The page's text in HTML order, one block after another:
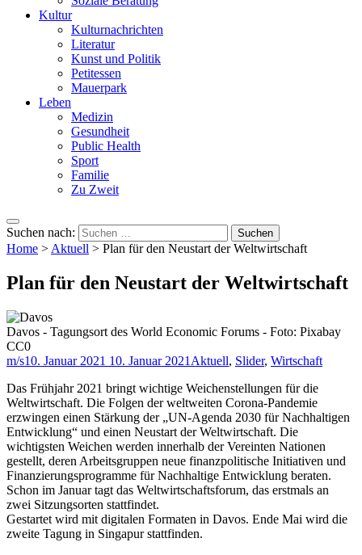
Kultur
Kulturnachrichten
Literatur
Kunst und Politik
Petitessen
Mauerpark
Leben
Medizin
Gesundheit
Public Health
Sport
Familie
Zu Zweit
Suchen nach:
Home >Aktuell > Plan für den Neustart der Weltwirtschaft
Plan für den Neustart der Weltwirtschaft
Davos - Tagungsort des World Economic Forums - Foto: Pixabay
CC0
m/s10. Januar 2021 10. Januar 2021 Aktuell, Slider, Wirtschaft
Das Frühjahr 2021 bringt wichtige Weichenstellungen für die
Weltwirtschaft. Die Folgen der weltweiten Corona-Pandemie
erzwingen einen Stärkung der „UN-Agenda 2030 für Nachhaltigen
Entwicklung“ und einen Neustart der Weltwirtschaft. Die
wichtigsten Weichen werden innerhalb der Vereinten Nationen
gestellt, deren Arbeitsgruppen neue finanzpolitische Initiativen und
Finanzierungsprogramme für Nachhaltige Entwicklung beraten.
Schon im Januar tagt das Weltwirtschaftsforum, das erstmals an
zwei Sitzungsorten stattfindet.
Gestartet wird mit digitalen Formaten in Davos. Ende Mai wird die
zweite Tagung in Singapur stattfinden.